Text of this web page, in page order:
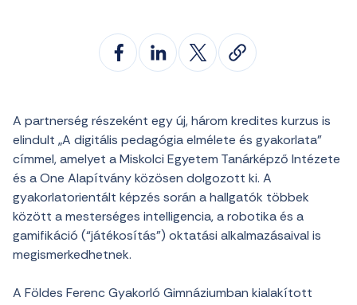
A partnerség részeként egy új, három kredites kurzus is
elindult „A digitális pedagógia elmélete és gyakorlata”
címmel, amelyet a Miskolci Egyetem Tanárképző Intézete
és a One Alapítvány közösen dolgozott ki. A
gyakorlatorientált képzés során a hallgatók többek
között a mesterséges intelligencia, a robotika és a
gamifikáció (“játékosítás”) oktatási alkalmazásaival is
megismerkedhetnek.
A Földes Ferenc Gyakorló Gimnáziumban kialakított